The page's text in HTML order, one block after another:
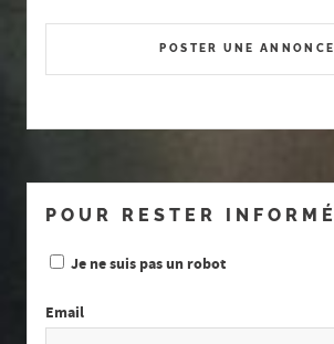
POSTER UNE ANNONCE
POUR RESTER INFORMÉ
Je ne suis pas un robot
Email